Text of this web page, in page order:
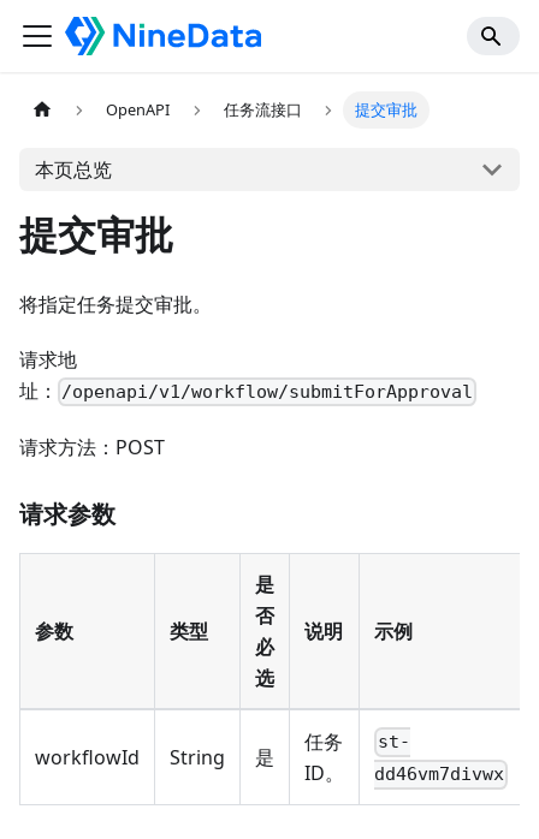
OpenAPI 任务流接口 提交审批
本页总览
提交审批
将指定任务提交审批。
请求地
址：
/openapi/v1/workflow/submitForApproval
请求方法：POST
请求参数
参数 类型
是
否
必
选
说明 示例
workflowId String 是
任务
ID。
st-
dd46vm7divwx